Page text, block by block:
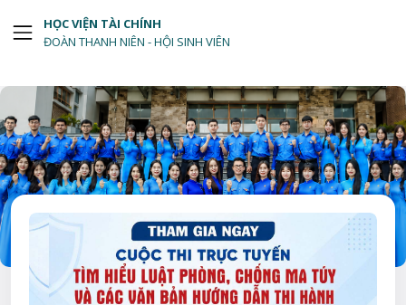
HỌC VIỆN TÀI CHÍNH
ĐOÀN THANH NIÊN - HỘI SINH VIÊN